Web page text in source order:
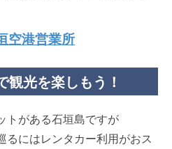
港営業所
観光を楽しもう！
トがある石垣島ですが
るにはレンタカー利用がおス